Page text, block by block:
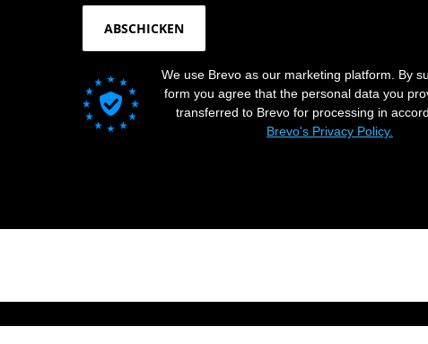
ABSCHICKEN
We use Brevo as our marketing platform. By
form you agree that the personal data you
transferred to Brevo for processing in
Brevo's Privacy Policy.